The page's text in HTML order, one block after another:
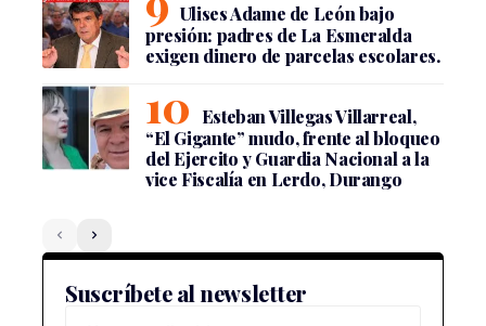
Ulises Adame de León bajo
presión: padres de La Esmeralda
exigen dinero de parcelas escolares.
Esteban Villegas Villarreal,
“El Gigante” mudo, frente al bloqueo
del Ejercito y Guardia Nacional a la
vice Fiscalía en Lerdo, Durango
Suscríbete al newsletter